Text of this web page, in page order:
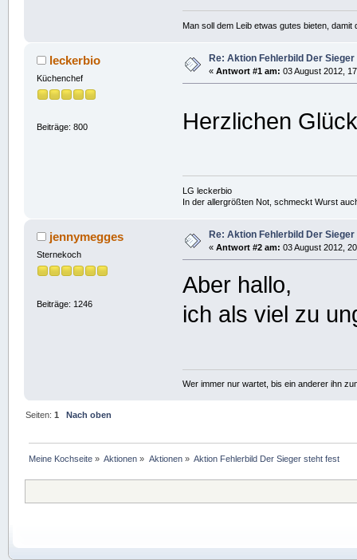
Man soll dem Leib etwas gutes bieten,
leckerbio
Küchenchef
Beiträge: 800
Re: Aktion Fehlerbild Der
« Antwort #1 am: 03 August 2012,
Herzlichen
LG leckerbio
In der allergrößten Not, schmeckt Wurst
jennymegges
Sternekoch
Beiträge: 1246
Re: Aktion Fehlerbild Der
« Antwort #2 am: 03 August 2012,
Aber hallo,
ich als viel zu
Wer immer nur wartet, bis ein anderer ihn
Seiten:1 Nach oben
Meine Kochseite » Aktionen » Aktionen» Aktion Fehlerbild Der Sieger steht fest